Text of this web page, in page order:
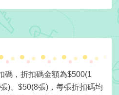
碼，折扣碼金額為$500(1
)、$50(8張)，每張折扣碼均